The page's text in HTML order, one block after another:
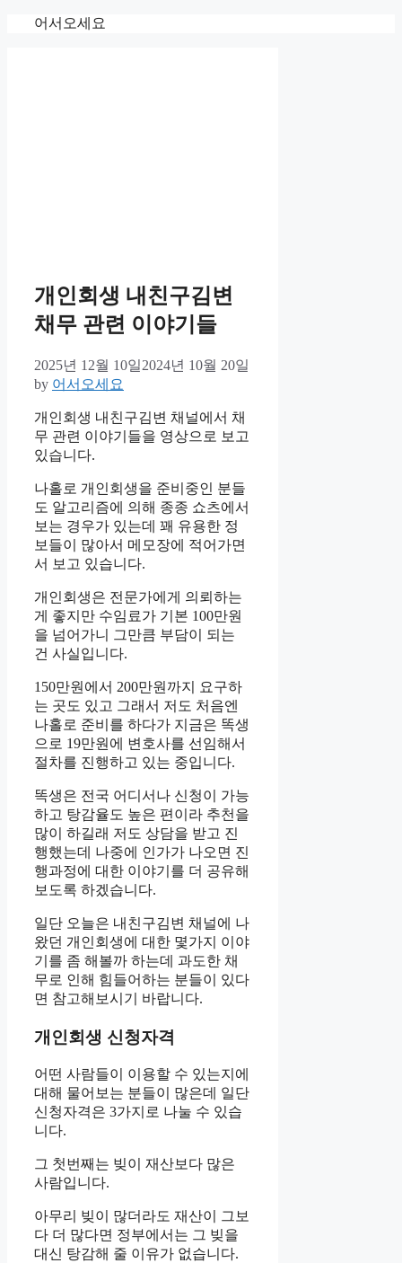
어서오세요
개인회생 내친구김변
채무 관련 이야기들
2025년 12월 10일2024년 10월 20일
by 어서오세요
개인회생 내친구김변 채널에서 채
무 관련 이야기들을 영상으로 보고
있습니다.
나홀로 개인회생을 준비중인 분들
도 알고리즘에 의해 종종 쇼츠에서
보는 경우가 있는데 꽤 유용한 정
보들이 많아서 메모장에 적어가면
서 보고 있습니다.
개인회생은 전문가에게 의뢰하는
게 좋지만 수임료가 기본 100만원
을 넘어가니 그만큼 부담이 되는
건 사실입니다.
150만원에서 200만원까지 요구하
는 곳도 있고 그래서 저도 처음엔
나홀로 준비를 하다가 지금은 똑생
으로 19만원에 변호사를 선임해서
절차를 진행하고 있는 중입니다.
똑생은 전국 어디서나 신청이 가능
하고 탕감율도 높은 편이라 추천을
많이 하길래 저도 상담을 받고 진
행했는데 나중에 인가가 나오면 진
행과정에 대한 이야기를 더 공유해
보도록 하겠습니다.
일단 오늘은 내친구김변 채널에 나
왔던 개인회생에 대한 몇가지 이야
기를 좀 해볼까 하는데 과도한 채
무로 인해 힘들어하는 분들이 있다
면 참고해보시기 바랍니다.
개인회생 신청자격
어떤 사람들이 이용할 수 있는지에
대해 물어보는 분들이 많은데 일단
신청자격은 3가지로 나눌 수 있습
니다.
그 첫번째는 빚이 재산보다 많은
사람입니다.
아무리 빚이 많더라도 재산이 그보
다 더 많다면 정부에서는 그 빚을
대신 탕감해 줄 이유가 없습니다.